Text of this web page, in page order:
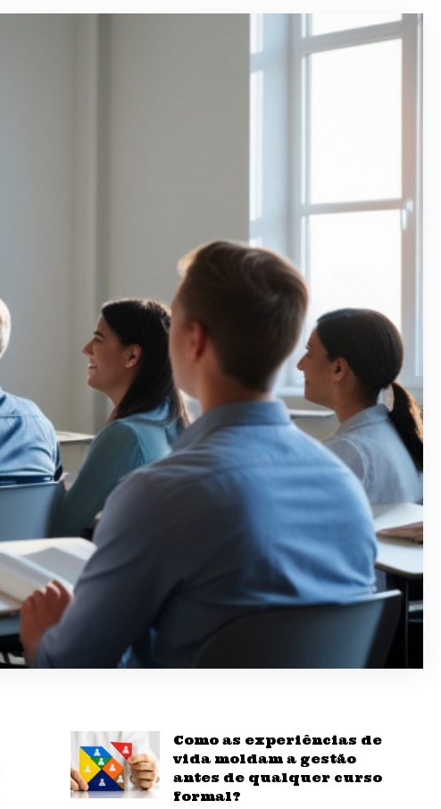
Como as experiências de
vida moldam a gestão
antes de qualquer curso
formal?